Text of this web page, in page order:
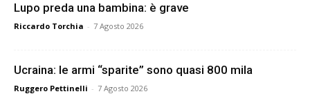
Lupo preda una bambina: è grave
Riccardo Torchia - 7 Agosto 2026
Ucraina: le armi “sparite” sono quasi 800 mila
Ruggero Pettinelli - 7 Agosto 2026